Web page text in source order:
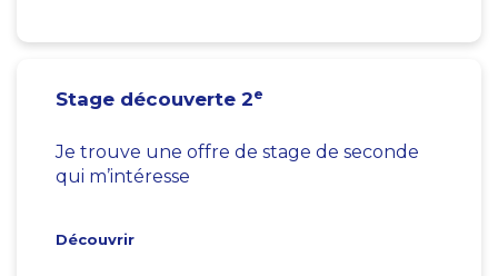
Stage découverte 2e
Je trouve une offre de stage de seconde
qui m’intéresse
Découvrir